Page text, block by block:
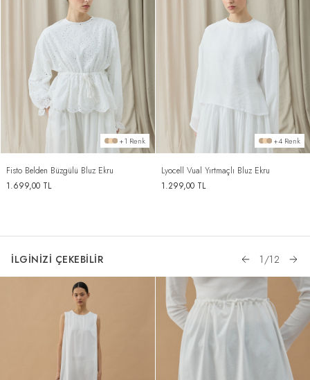
+1 Renk
Fisto Belden Büzgülü Bluz Ekru
1.699,00TL
+4 Renk
Lyocell Vual Yırtmaçlı Bluz Ekru
1.299,00TL
İLGİNİZİ ÇEKEBİLİR 1 /12